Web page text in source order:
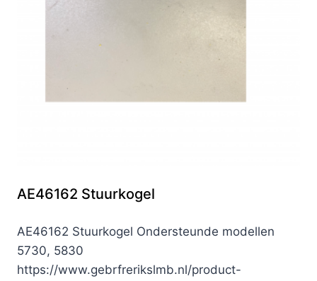
AE46162 Stuurkogel
AE46162 Stuurkogel Ondersteunde modellen
5730, 5830
https://www.gebrfrerikslmb.nl/product-